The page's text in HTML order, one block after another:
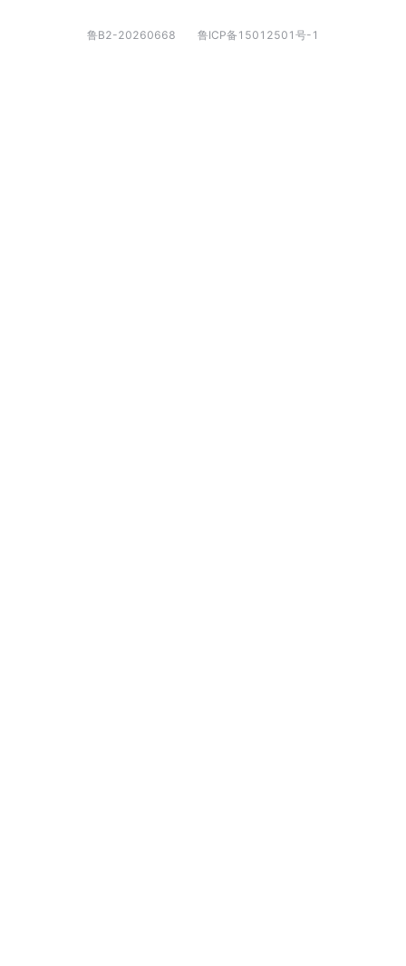
鲁B2-20260668 鲁ICP备15012501号-1